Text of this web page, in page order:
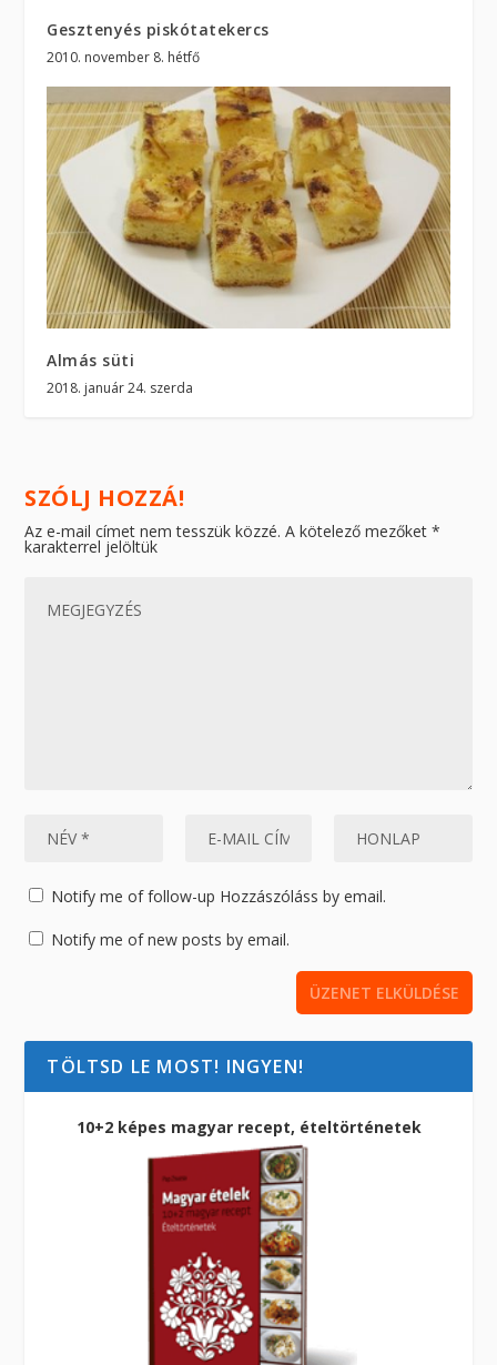
Gesztenyés piskótatekercs
2010. november 8. hétfő
Almás süti
2018. január 24. szerda
SZÓLJ HOZZÁ!
Az e-mail címet nem tesszük közzé. A kötelező mezőket*
karakterrel jelöltük
Notify me of follow-up Hozzászóláss by email.
Notify me of new posts by email.
TÖLTSD LE MOST! INGYEN!
10+2 képes magyar recept, ételtörténetek